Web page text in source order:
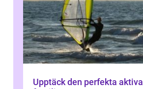
Upptäck den perfekta aktiva